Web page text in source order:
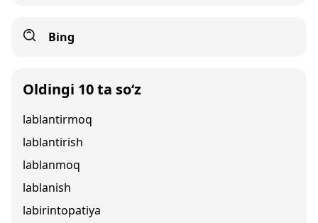
Bing
Oldingi 10 ta so‘z
lablantirmoq
lablantirish
lablanmoq
lablanish
labirintopatiya